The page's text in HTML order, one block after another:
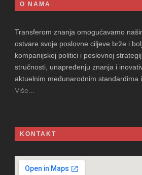
O NAMA
Transferom znanja omogućavamo
ostvare svoje poslovne ciljeve brže i
kompanijskoj politici i poslovnoj
stručnosti, unapređenju znanja i
aktuelnim međunarodnim standardima
Više...
KONTAKT